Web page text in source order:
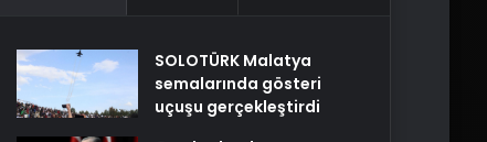
SOLOTÜRK Malatya
semalarında gösteri
uçuşu gerçekleştirdi